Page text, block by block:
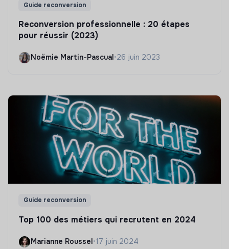
Guide reconversion
Reconversion professionnelle : 20 étapes
pour réussir (2023)
Noëmie Martin-Pascual •26 juin 2023
Guide reconversion
Top 100 des métiers qui recrutent en 2024
Marianne Roussel•17 juin 2024